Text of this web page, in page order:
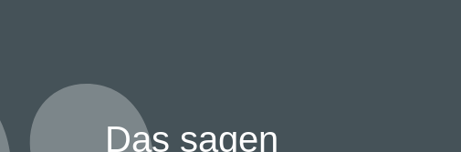
Das sagen